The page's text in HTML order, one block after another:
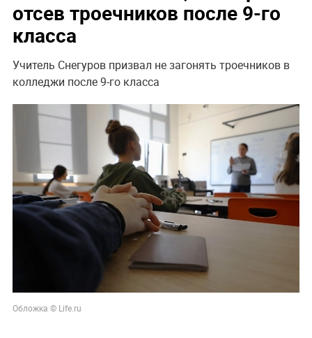
отсев троечников после 9-го
класса
Учитель Снегуров призвал не загонять троечников в
колледжи после 9-го класса
Обложка © Life.ru